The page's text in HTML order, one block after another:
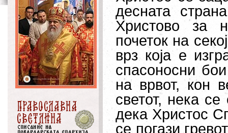
десната
Христово за
почеток на
врз која е
спасоносни
на врвот, кон
светот, нека
дека Христос
се погази